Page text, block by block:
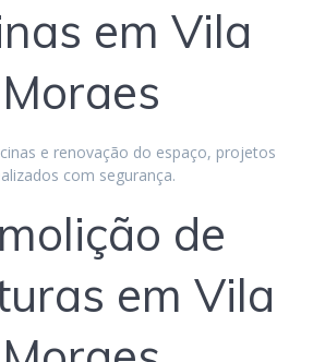
em Vila
Moraes
e renovação do espaço, projetos
com segurança.
de
em Vila